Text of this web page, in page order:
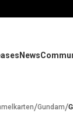
News
/Gundam/